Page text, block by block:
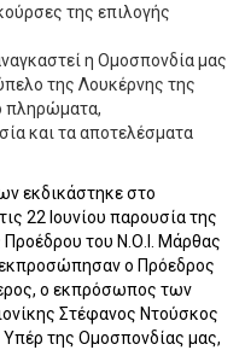
της επιλογής
η Ομοσπονδία μας
της Λουκέρνης της
πληρώματα,
και τα αποτελέσματα
εκδικάστηκε στο
22 Ιουνίου παρουσία της
Προέδρου του Ν.Ο.Ι. Μάρθας
ο Πρόεδρος
o εκπρόσωπος των
Στέφανος Ντούσκος
της Ομοσπονδίας μας,